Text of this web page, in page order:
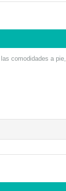
comodidades a pie,